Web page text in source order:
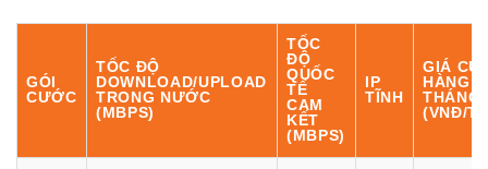
GÓI
CƯỚC
TỐC ĐỘ
DOWNLOAD/UPLOAD
TRONG NƯỚC
(MBPS)
TỐC
ĐỘ
QUỐC
TẾ
CAM
KẾT
(MBPS)
IP
TĨNH
GIÁ
HÀNG
THÁNG
(VNĐ/